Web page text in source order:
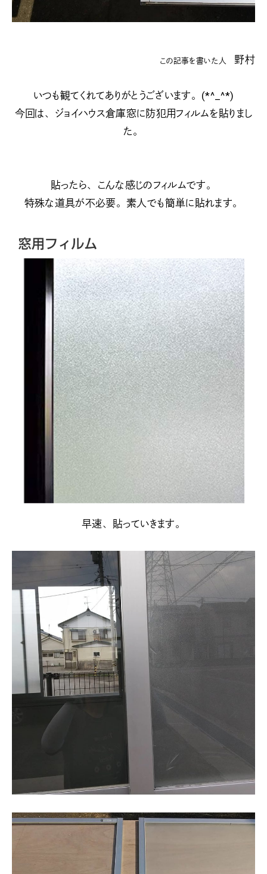
この記事を書いた人野村
いつも観てくれてありがとうございます。(*^_^*)
今回は、ジョイハウス倉庫窓に防犯用フィルムを貼りまし
た。
貼ったら、こんな感じのフィルムです。
特殊な道具が不必要。素人でも簡単に貼れます。
早速、貼っていきます。